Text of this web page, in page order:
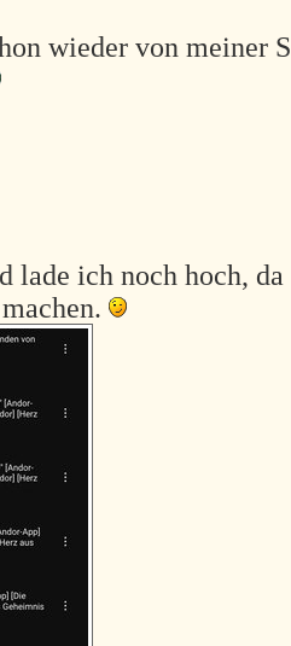
wieder von meiner
lade ich noch hoch,